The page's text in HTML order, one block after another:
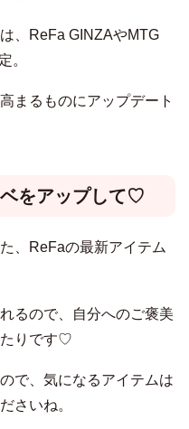
、ReFa GINZAやMTG
。
まるものにアップデート
をアップして♡
、ReFaの最新アイテム
るので、自分へのご褒美
たりです♡
で、気になるアイテムは
さいね。